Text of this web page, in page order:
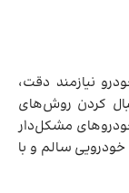
نیازمند دقت،
کردن روش‌های
مشکل‌دار
سالم و با